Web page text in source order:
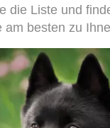
die Liste und
am besten zu